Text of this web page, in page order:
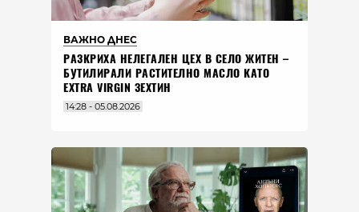
ВАЖНО ДНЕС
РАЗКРИХА НЕЛЕГАЛЕН ЦЕХ В СЕЛО ЖИТЕН –
БУТИЛИРАЛИ РАСТИТЕЛНО МАСЛО КАТО
EXTRA VIRGIN ЗЕХТИН
14:28 - 05.08.2026